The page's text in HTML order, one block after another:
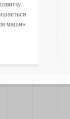
машин